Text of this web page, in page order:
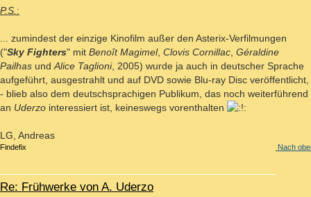
P.S.:
... zumindest der einzige Kinofilm außer den Asterix-Verfilmungen
("Sky Fighters" mit Benoît Magimel, Clovis Cornillac, Géraldine
Pailhas undAlice Taglioni, 2005) wurde ja auch in deutscher Sprache
aufgeführt, ausgestrahlt und auf DVD sowie Blu-ray Disc veröffentlicht,
- blieb also dem deutschsprachigen Publikum, das noch weiterführend
an Uderzo interessiert ist, keineswegs vorenthalten
LG, Andreas
Nach
Findefix
Re: Frühwerke von A. Uderzo